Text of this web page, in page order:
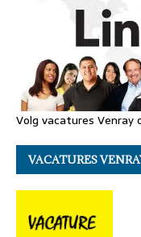
Volg vacatures Venray
VACATURES